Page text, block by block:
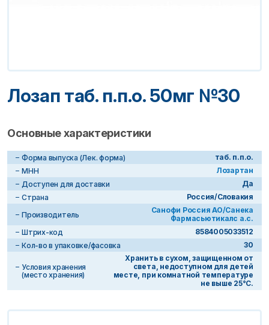
Лозап таб. п.п.о. 50мг №30
Основные характеристики
Форма выпуска (Лек. форма)
таб. п.п.о.
МНН
Лозартан
Доступен для доставки
Да
Страна
Россия/Словакия
Производитель
Санофи Россия АО/Санека
Фармасьютикалс а.с.
Штрих-код
8584005033512
Кол-во в упаковке/фасовка
30
Условия хранения
(место хранения)
Хранить в сухом, защищенном от
света, недоступном для детей
месте, при комнатной температуре
не выше 25°С.